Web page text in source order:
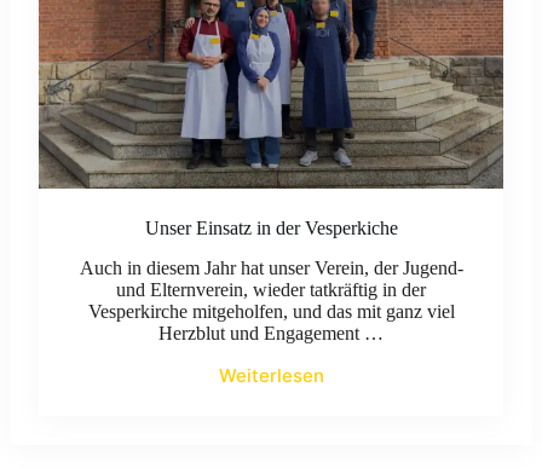
Unser Einsatz in der Vesperkiche
Auch in diesem Jahr hat unser Verein, der Jugend-
und Elternverein, wieder tatkräftig in der
Vesperkirche mitgeholfen, und das mit ganz viel
Herzblut und Engagement …
Weiterlesen